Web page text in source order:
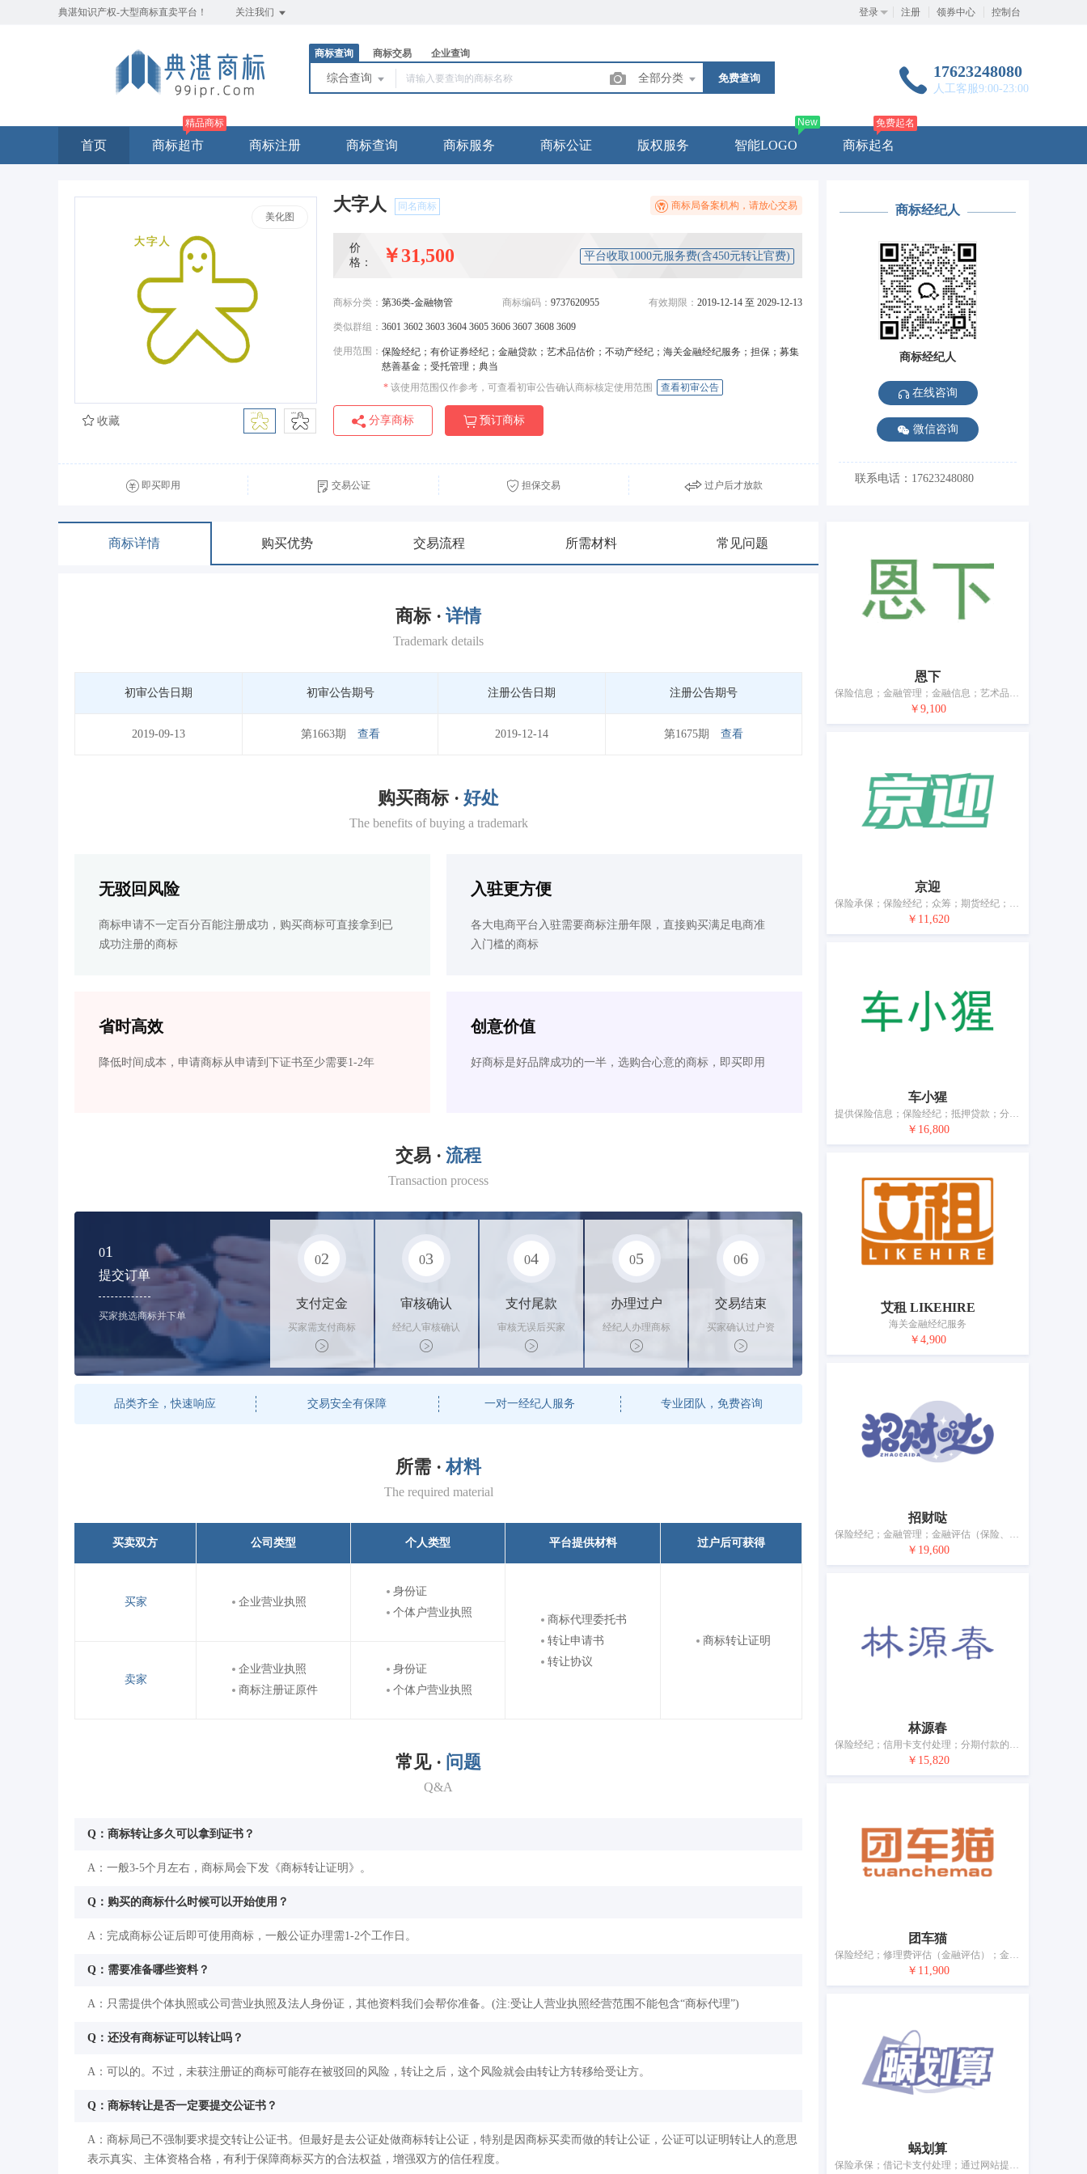
典湛知识产权-大型商标直卖平台！ 关注我们 登录 注册 领券中心 控制台
商标查询 商标交易 企业查询
综合查询 全部分类 免费查询 17623248080
人工客服9:00-23:00
首页 商标超市
精品商标
商标注册 商标查询 商标服务 商标公证 版权服务 智能LOGO
New
商标起名
免费起名
美化图
大字人 同名商标 商标局备案机构，请放心交易
价
格：
￥31,500 平台收取1000元服务费(含450元转让官费)
商标分类： 第36类-金融物管 商标编码： 9737620955 有效期限： 2019-12-14 至 2029-12-13
类似群组： 3601 3602 3603 3604 3605 3606 3607 3608 3609
使用范围： 保险经纪；有价证券经纪；金融贷款；艺术品估价；不动产经纪；海关金融经纪服务；担保；募集
慈善基金；受托管理；典当
* 该使用范围仅作参考，可查看初审公告确认商标核定使用范围 查看初审公告
分享商标 预订商标
收藏
即买即用 交易公证 担保交易 过户后才放款
商标详情 购买优势 交易流程 所需材料 常见问题
商标 · 详情
Trademark details
初审公告日期 初审公告期号 注册公告日期 注册公告期号
2019-09-13 第1663期 查看 2019-12-14 第1675期 查看
购买商标 · 好处
The benefits of buying a trademark
无驳回风险
商标申请不一定百分百能注册成功，购买商标可直接拿到已
成功注册的商标
入驻更方便
各大电商平台入驻需要商标注册年限，直接购买满足电商准
入门槛的商标
省时高效
降低时间成本，申请商标从申请到下证书至少需要1-2年
创意价值
好商标是好品牌成功的一半，选购合心意的商标，即买即用
交易 · 流程
Transaction process
01
提交订单
买家挑选商标并下单
02
支付定金
买家需支付商标
标价的50%的购
买订金
03
审核确认
经纪人审核确认
商标状态
04
支付尾款
审核无误后买家
支付尾款，卖家
办理相关手续
05
办理过户
经纪人办理商标
转让手续，交付
相关证书
06
交易结束
买家确认过户资
料后，平台解冻
资金支付卖家
品类齐全，快速响应 交易安全有保障 一对一经纪人服务 专业团队，免费咨询
所需 · 材料
The required material
买卖双方 公司类型 个人类型 平台提供材料 过户后可获得
买家 企业营业执照
身份证
个体户营业执照
商标代理委托书
转让申请书
转让协议
商标转让证明
卖家
企业营业执照
商标注册证原件
身份证
个体户营业执照
常见 · 问题
Q&A
Q：商标转让多久可以拿到证书？
A：一般3-5个月左右，商标局会下发《商标转让证明》。
Q：购买的商标什么时候可以开始使用？
A：完成商标公证后即可使用商标，一般公证办理需1-2个工作日。
Q：需要准备哪些资料？
A：只需提供个体执照或公司营业执照及法人身份证，其他资料我们会帮你准备。(注:受让人营业执照经营范围不能包含“商标代理”)
Q：还没有商标证可以转让吗？
A：可以的。不过，未获注册证的商标可能存在被驳回的风险，转让之后，这个风险就会由转让方转移给受让方。
Q：商标转让是否一定要提交公证书？
A：商标局已不强制要求提交转让公证书。但最好是去公证处做商标转让公证，特别是因商标买卖而做的转让公证，公证可以证明转让人的意思
表示真实、主体资格合格，有利于保障商标买方的合法权益，增强双方的信任程度。
商标经纪人
商标经纪人
在线咨询
微信咨询
联系电话：17623248080
恩下
保险信息；金融管理；金融信息；艺术品估价；不动产管理；海关金融经纪服务；担保；募集慈善基金服务；信托；典当
￥9,100
京迎
保险承保；保险经纪；众筹；期货经纪；电子钱包支付服务；股票和债券经纪；金融咨询；金融贷款；银行；不动产经纪
￥11,620
车小猩
提供保险信息；保险经纪；抵押贷款；分期付款的贷款；艺术品估价；不动产估价；海关金融经纪服务；担保；信托；典当
￥16,800
艾租 LIKEHIRE
海关金融经纪服务
￥4,900
招财哒
保险经纪；金融管理；金融评估（保险、银行、不动产）；金融贷款；艺术品估价；不动产代理；海关金融经纪服务；担保；信托；典当
￥19,600
林源春
保险经纪；信用卡支付处理；分期付款的贷款；艺术品估价；不动产经纪；海关金融经纪服务；担保；募集慈善基金；受托管理；典当
￥15,820
团车猫
保险经纪；修理费评估（金融评估）；金融管理；金融评估（保险、银行、不动产）；银行；陆地车辆赊售（融资租赁）；不动产经纪；担保；信托；典当经纪
￥11,900
蜗划算
保险承保；借记卡支付处理；通过网站提供金融信息；金融评估（保险、银行、不动产）；不动产代理；不动产经纪；公寓管理；担保；信托；典当